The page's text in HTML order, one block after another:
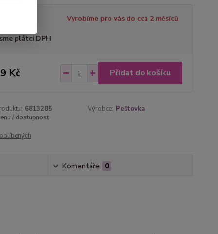
Vyrobíme pro vás do cca 2 měsíců
plátci DPH
Kč Přidat do košíku
6813285 Výrobce: Peštovka
/ dostupnost
Komentáře 0